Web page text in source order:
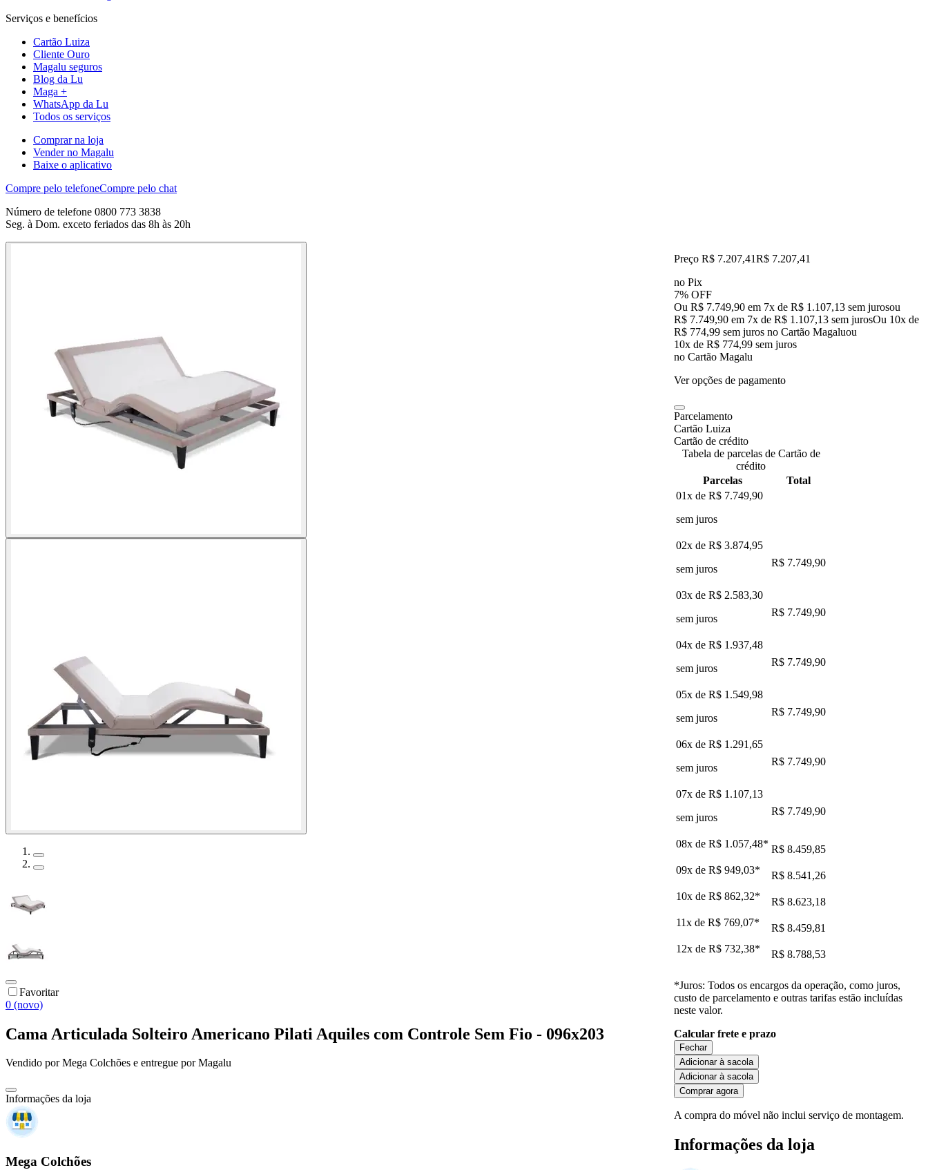
Serviços e benefícios
Cartão Luiza
Cliente Ouro
Magalu seguros
Blog da Lu
Maga +
WhatsApp da Lu
Todos os serviços
Comprar na loja
Vender no Magalu
Baixe o aplicativo
Compre pelo telefoneCompre pelo chat
Número de telefone 0800 773 3838
Seg. à Dom. exceto feriados das 8h às 20h
Favoritar
0 (novo)
Cama Articulada Solteiro Americano Pilati Aquiles com Controle Sem Fio - 096x203
Vendido porMega Colchões e entregue por Magalu
Informações da loja
Mega Colchões
Preço R$ 7.207,41R$ 7.207,41
no Pix
7% OFF
Ou R$ 7.749,90 em 7x de R$ 1.107,13 sem jurosou
R$ 7.749,90 em 7x de R$ 1.107,13 sem jurosOu 10x de
R$ 774,99 sem juros no Cartão Magaluou
10x de R$ 774,99 sem juros
no Cartão Magalu
Ver opções de pagamento
Parcelamento
Cartão Luiza
Cartão de crédito
Tabela de parcelas de Cartão de
crédito
Parcelas
Total
01x de R$ 7.749,90
sem juros
02x de R$ 3.874,95
sem juros
R$ 7.749,90
03x de R$ 2.583,30
sem juros
R$ 7.749,90
04x de R$ 1.937,48
sem juros
R$ 7.749,90
05x de R$ 1.549,98
sem juros
R$ 7.749,90
06x de R$ 1.291,65
sem juros
R$ 7.749,90
07x de R$ 1.107,13
sem juros
R$ 7.749,90
08x de R$ 1.057,48* R$ 8.459,85
09x de R$ 949,03*
R$ 8.541,26
10x de R$ 862,32*
R$ 8.623,18
11x de R$ 769,07*
R$ 8.459,81
12x de R$ 732,38* R$ 8.788,53
*Juros: Todos os encargos da operação, como juros,
custo de parcelamento e outras tarifas estão incluídas
neste valor.
Calcular frete e prazo
Fechar
Adicionar à sacola
Adicionar à sacola
Comprar agora
A compra do móvel não inclui serviço de montagem.
Informações da loja